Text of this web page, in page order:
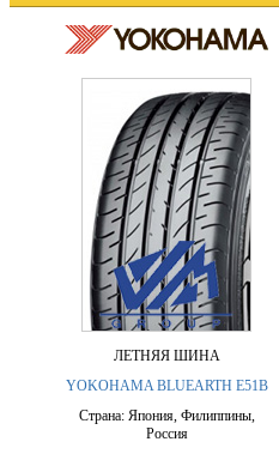
ЛЕТНЯЯ ШИНА
YOKOHAMA BLUEARTH E51B
Страна: Япония, Филиппины,
Россия